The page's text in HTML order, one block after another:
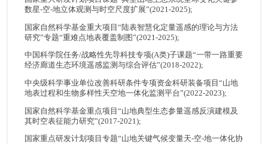
数星-空-地立体观测与时空尺度扩展”(2021-2025);
国家自然科学基金重大项目“陆表智慧化定量遥感的理论与方法
研究”专题“重难点地表覆盖制图”(2021-2025);
中国科学院任务/战略性先导科技专项(A类)子课题“一带一路重要
经济廊道生态环境遥感监测与综合评估”(2018-2022);
中央级科学事业单位改善科研条件专项资金科研装备项目“山地
地表过程和生物多样性天空地一体化监测平台”(2022-2023);
国家自然科学基金重点项目“山地典型生态参量遥感反演建模及
其时空表征能力研究”(2017-2021);
国家重点研发计划项目专题“山地关键气候变量天-空-地一体化协